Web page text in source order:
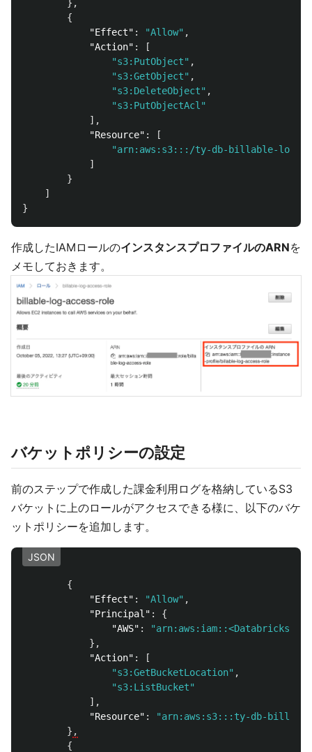
},
{
"Effect" : "Allow" ,
"Action" :
[
"s3:PutObject" ,
"s3:GetObject" ,
"s3:DeleteObject" ,
"s3:PutObjectAcl"
],
"Resource" :
[
"arn:aws:s3:::/ty-db-billable-log/*"
]
}
]
}
作成したIAMロールのインスタンスプロファイルのARNを
メモしておきます。
バケットポリシーの設定
前のステップで作成した課金利用ログを格納しているS3
バケットに上のロールがアクセスできる様に、以下のバケ
ットポリシーを追加します。
JSON
{
"Effect" : "Allow" ,
"Principal" :
{
"AWS" :
"arn:aws:iam::<Databricksを
},
"Action" :
[
"s3:GetBucketLocation" ,
"s3:ListBucket"
],
"Resource" :
"arn:aws:s3:::ty-db-
} ,
{